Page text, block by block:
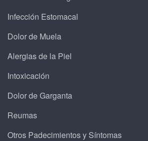
Infección Estomacal
Dolor de Muela
Alergias de la Piel
Intoxicación
Dolor de Garganta
Reumas
Otros Padecimientos y Síntomas